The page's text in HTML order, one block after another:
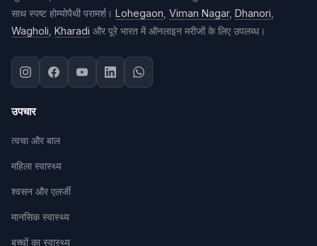
साथ स्पष्ट होम्योपैथी परामर्श। Lohegaon Viman Nagar, Dhanori
Wagholi Kharadi और पूरे भारत में ऑनलाइन मरीजों के लिए उपलब्ध।
उपचार
त्वचा और बाल
महिला स्वास्थ्य
श्वसन और एलर्जी
मानसिक स्वास्थ्य
बच्चों का स्वास्थ्य